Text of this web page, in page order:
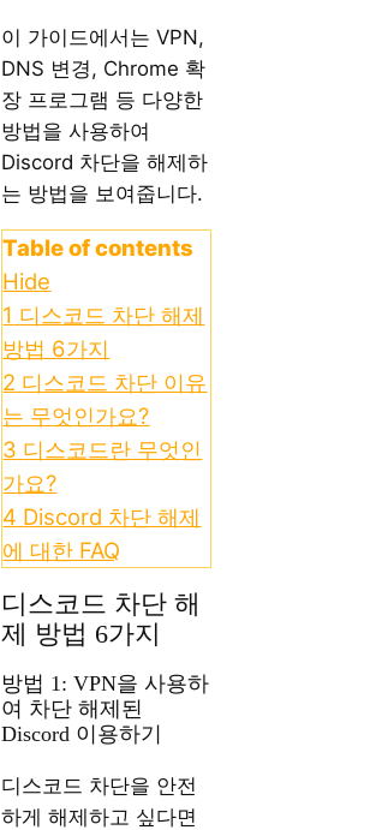
이 가이드에서는 VPN,
DNS 변경, Chrome 확
장 프로그램 등 다양한
방법을 사용하여
Discord 차단을 해제하
는 방법을 보여줍니다.
Table of contents
Hide
1 디스코드 차단 해제
방법 6가지
2 디스코드 차단 이유
는 무엇인가요?
3 디스코드란 무엇인
가요?
4 Discord 차단 해제
에 대한 FAQ
디스코드 차단 해
제 방법 6가지
방법 1: VPN을 사용하
여 차단 해제된
Discord 이용하기
디스코드 차단을 안전
하게 해제하고 싶다면